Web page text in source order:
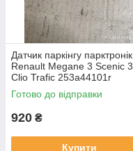
Датчик паркінгу парктронік
Renault Megane 3 Scenic 3
Clio Trafic 253a44101r
0263023998
Готово до відправки
920 ₴
Купити